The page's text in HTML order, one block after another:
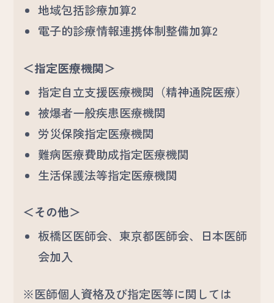
地域包括診療加算2
電子的診療情報連携体制整備加算2
＜指定医療機関＞
指定自立支援医療機関（精神通院医療）
被爆者一般疾患医療機関
労災保険指定医療機関
難病医療費助成指定医療機関
生活保護法等指定医療機関
＜その他＞
板橋区医師会、東京都医師会、日本医師
会加入
※医師個人資格及び指定医等に関しては